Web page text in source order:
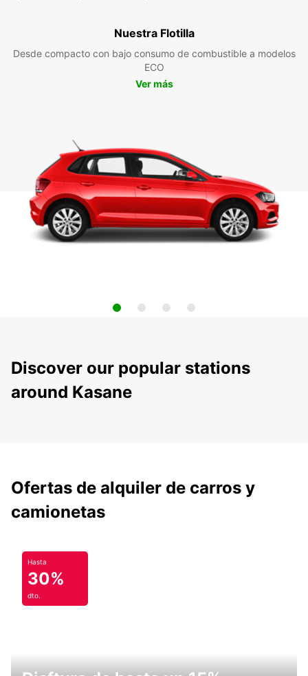
Nuestra Flotilla
Desde compacto con bajo consumo de combustible a modelos
ECO
Ver más
Discover our popular stations
around Kasane
Ofertas de alquiler de carros y
camionetas
Hasta
30%
dto.